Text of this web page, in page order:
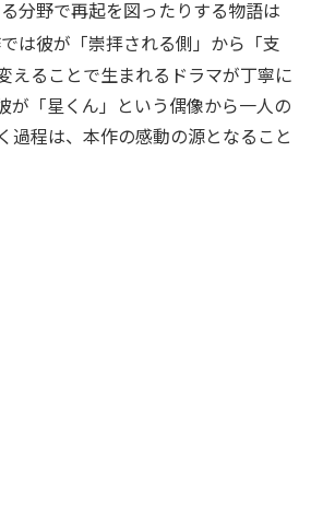
分野で再起を図ったりする物語は
は彼が「崇拝される側」から「支
えることで生まれるドラマが丁寧に
が「星くん」という偶像から一人の
過程は、本作の感動の源となること